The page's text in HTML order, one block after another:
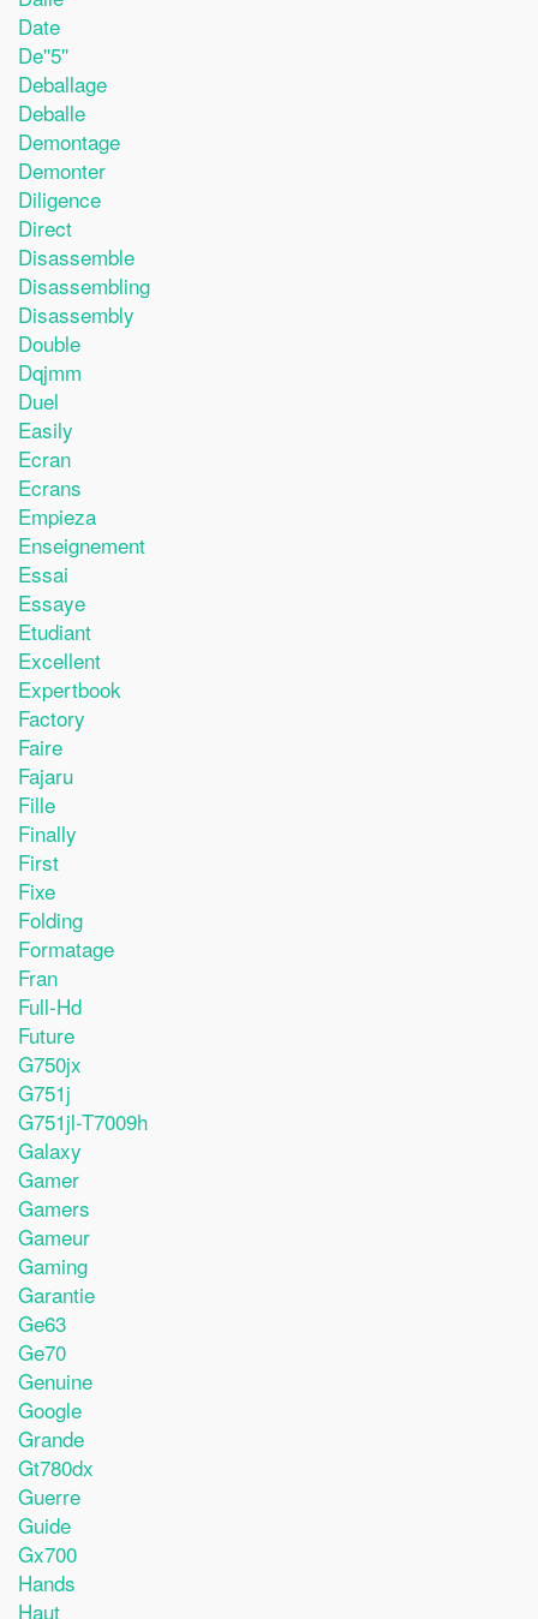
Date
De''5''
Deballage
Deballe
Demontage
Demonter
Diligence
Direct
Disassemble
Disassembling
Disassembly
Double
Dqjmm
Duel
Easily
Ecran
Ecrans
Empieza
Enseignement
Essai
Essaye
Etudiant
Excellent
Expertbook
Factory
Faire
Fajaru
Fille
Finally
First
Fixe
Folding
Formatage
Fran
Full-Hd
Future
G750jx
G751j
G751jl-T7009h
Galaxy
Gamer
Gamers
Gameur
Gaming
Garantie
Ge63
Ge70
Genuine
Google
Grande
Gt780dx
Guerre
Guide
Gx700
Hands
Haut